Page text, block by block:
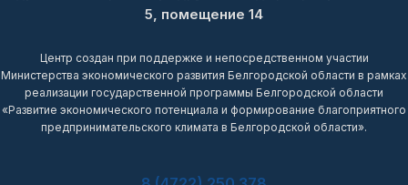
5, помещение 14
Центр создан при поддержке и непосредственном участии
Министерства экономического развития Белгородской области в рамках
реализации государственной программы Белгородской области
«Развитие экономического потенциала и формирование благоприятного
предпринимательского климата в Белгородской области».